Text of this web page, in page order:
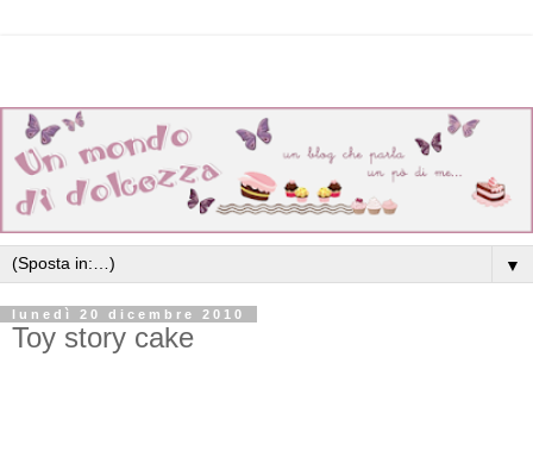
▼
lunedì 20 dicembre 2010
Toy story cake